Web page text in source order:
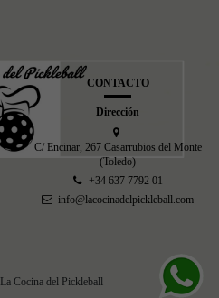
CONTACTO
Dirección
C/ Encinar, 267 Casarrubios del Monte
(Toledo)
+34 637 7792 01
info@lacocinadelpickleball.com
Cocina del Pickleball